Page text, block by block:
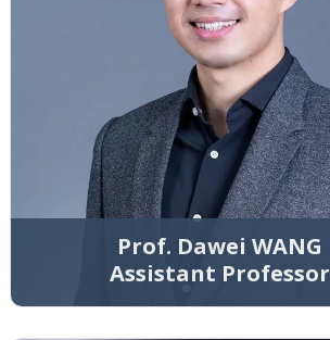
Prof. Dawei WANG
Assistant Professor